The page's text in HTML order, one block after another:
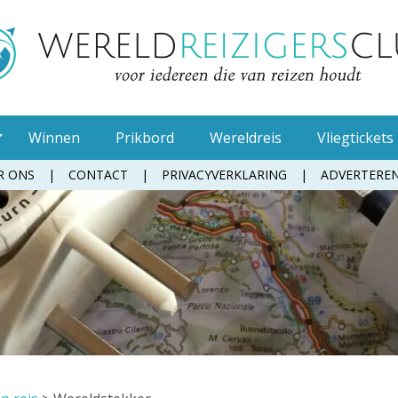
Muggenspray
Oordopjes
Tandenborstel
Toiletpapier
Waterfles
Winnen Prikbord Wereldreis Vliegtickets
ONS CONTACT PRIVACYVERKLARING